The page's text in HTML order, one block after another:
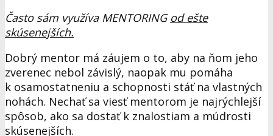
Často sám využíva MENTORING od ešte
skúsenejších.
Dobrý mentor má záujem o to, aby na ňom jeho
zverenec nebol závislý, naopak mu pomáha
k osamostatneniu a schopnosti stáť na vlastných
nohách. Nechať sa viesť mentorom je najrýchlejší
spôsob, ako sa dostať k znalostiam a múdrosti
skúsenejších.